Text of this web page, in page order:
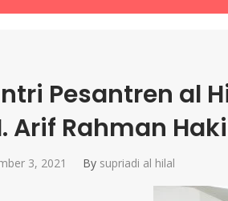
Pesantren al
Arif Rahman
3, 2021 By supriadi al hilal